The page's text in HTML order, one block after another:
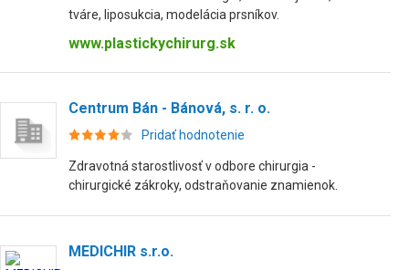
tváre, liposukcia, modelácia prsníkov.
www.plastickychirurg.sk
Centrum Bán - Bánová, s. r. o.
Pridať hodnotenie
Zdravotná starostlivosť v odbore chirurgia -
chirurgické zákroky, odstraňovanie znamienok.
MEDICHIR s.r.o.